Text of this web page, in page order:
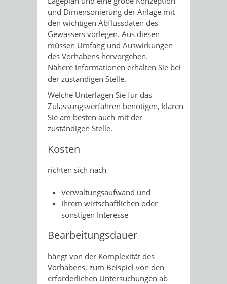
und Dimensonierung der Anlage mit
den wichtigen Abflussdaten des
Gewässers vorlegen. Aus diesen
müssen Umfang und Auswirkungen
des Vorhabens hervorgehen.
Nähere Informationen erhalten Sie bei
der zuständigen Stelle.
Welche Unterlagen Sie für das
Zulassungsverfahren benötigen, klären
Sie am besten auch mit der
zuständigen Stelle.
Kosten
richten sich nach
Verwaltungsaufwand und
Ihrem wirtschaftlichen oder
sonstigen Interesse
Bearbeitungsdauer
hängt von der Komplexität des
Vorhabens, zum Beispiel von den
erforderlichen Untersuchungen ab